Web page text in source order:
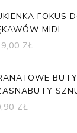
FOKUS
MIDI
ZŁ
ZŁ